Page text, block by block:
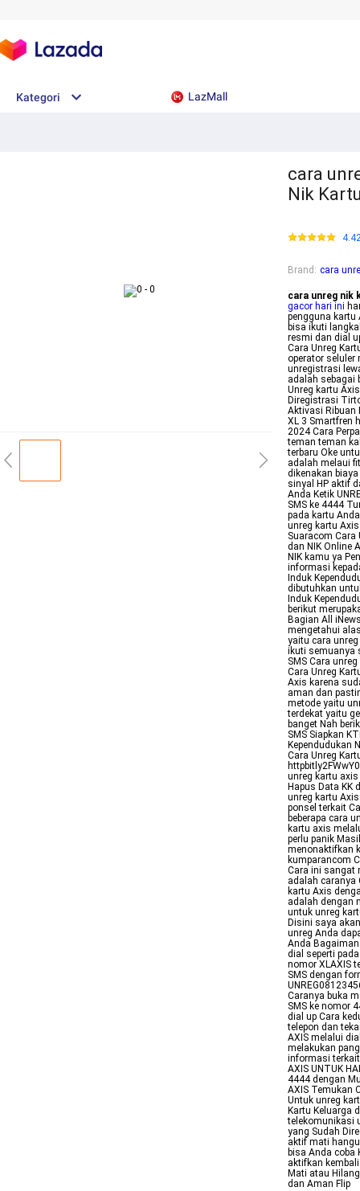
Kategori LazMall
cara
Nik
Brand : cara
cara unreg nik
gacor hari ini
pengguna kartu
bisa ikuti
resmi dan dial
Cara Unreg
operator seluler
unregistrasi
adalah sebagai
Unreg kartu
Diregistrasi
Aktivasi Ribuan
XL 3 Smartfren
2024 Cara
teman teman
terbaru Oke
adalah melaui
dikenakan
sinyal HP aktif
Anda Ketik
SMS ke 4444
pada kartu
unreg kartu
Suaracom Cara
dan NIK Online
NIK kamu ya
informasi
Induk
dibutuhkan
Induk
berikut
Bagian All
mengetahui
yaitu cara
ikuti semuanya
SMS Cara
Cara Unreg
Axis karena
aman dan
metode yaitu
terdekat yaitu
banget Nah
SMS Siapkan
Kependudukan
Cara Unreg
unreg kartu
Hapus Data KK
unreg kartu
ponsel terkait
beberapa cara
kartu axis
perlu panik
menonaktifkan
kumparancom
Cara ini sangat
adalah caranya
kartu Axis
adalah dengan
untuk unreg
Disini saya
unreg Anda
Anda
dial seperti
nomor XLAXIS
SMS dengan
Caranya buka
SMS ke nomor
dial up Cara
telepon dan
AXIS melalui
melakukan
informasi terkait
AXIS UNTUK
4444 dengan
AXIS Temukan
Untuk unreg
Kartu Keluarga
telekomunikasi
yang Sudah
aktif mati
bisa Anda coba
aktifkan
Mati atau
dan Aman Flip